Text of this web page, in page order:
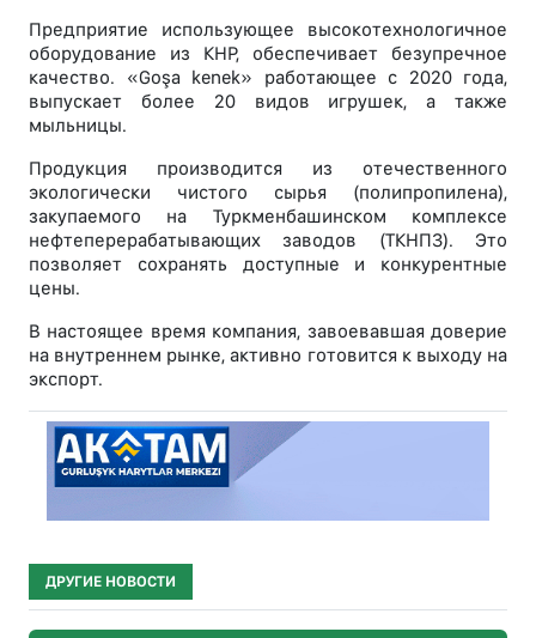
Предприятие использующее высокотехнологичное
оборудование из КНР, обеспечивает безупречное
качество. «Goşa kenek» работающее с 2020 года,
выпускает более 20 видов игрушек, а также
мыльницы.
Продукция производится из отечественного
экологически чистого сырья (полипропилена),
закупаемого на Туркменбашинском комплексе
нефтеперерабатывающих заводов (ТКНПЗ). Это
позволяет сохранять доступные и конкурентные
цены.
В настоящее время компания, завоевавшая доверие
на внутреннем рынке, активно готовится к выходу на
экспорт.
ДРУГИЕ НОВОСТИ